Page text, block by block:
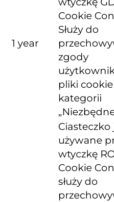
1 year
Cookie
Służy do
zgody
pliki
kategorii
Ciasteczko
używane
wtyczkę
Cookie
służy do